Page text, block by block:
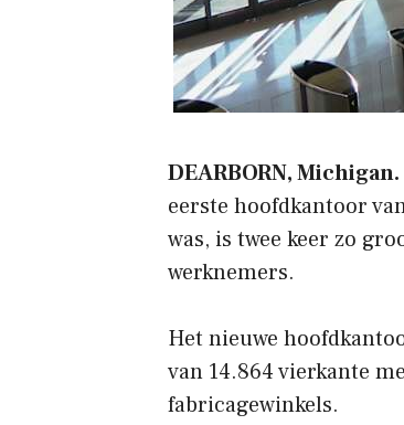
DEARBORN, Michigan.
eerste hoofdkantoor
was, is twee keer zo
werknemers.
Het nieuwe
van 14.864 vierkante
fabricagewinkels.